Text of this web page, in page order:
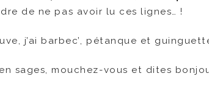
de ne pas avoir lu ces lignes… !
j’ai barbec’, pétanque et
sages, mouchez-vous et dites